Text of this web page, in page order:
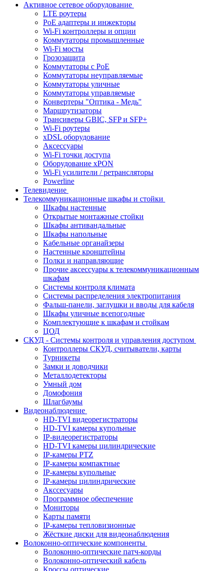
Активное сетевое оборудование
LTE роутеры
PoE адаптеры и инжекторы
Wi-Fi контроллеры и опции
Коммутаторы промышленные
Wi-Fi мосты
Грозозащита
Коммутаторы c PoE
Коммутаторы неуправляемые
Коммутаторы уличные
Коммутаторы управляемые
Конвертеры "Оптика - Медь"
Маршрутизаторы
Трансиверы GBIC, SFP и SFP+
Wi-Fi роутеры
xDSL оборудование
Аксессуары
Wi-Fi точки доступа
Оборудование хPON
Wi-Fi усилители / ретрансляторы
Powerline
Телевидение
Телекоммуникационные шкафы и стойки
Шкафы настенные
Открытые монтажные стойки
Шкафы антивандальные
Шкафы напольные
Кабельные органайзеры
Настенные кронштейны
Полки и направляющие
Прочие аксессуары к телекоммуникационным
шкафам
Системы контроля климата
Системы распределения электропитания
Фальш-панели, заглушки и вводы для кабеля
Шкафы уличные всепогодные
Комплектующие к шкафам и стойкам
ЦОД
СКУД - Системы контроля и управления доступом
Контроллеры СКУД, считыватели, карты
Турникеты
Замки и доводчики
Металлодетекторы
Умный дом
Домофония
Шлагбаумы
Видеонаблюдение
HD-TVI видеорегистраторы
HD-TVI камеры купольные
IP-видеорегистраторы
HD-TVI камеры цилиндрические
IP-камеры PTZ
IP-камеры компактные
IP-камеры купольные
IP-камеры цилиндрические
Акссесуары
Программное обеспечение
Мониторы
Карты памяти
IP-камеры тепловизионные
Жёсткие диски для видеонаблюдения
Волоконно-оптические компоненты
Волоконно-оптические патч-корды
Волоконно-оптический кабель
Кроссы оптические